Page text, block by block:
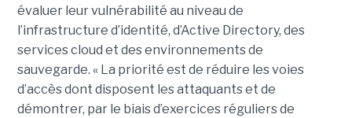
évaluer leur vulnérabilité au niveau de
l’infrastructure d’identité, d’Active Directory, des
services cloud et des environnements de
sauvegarde. « La priorité est de réduire les voies
d’accès dont disposent les attaquants et de
démontrer, par le biais d’exercices réguliers de